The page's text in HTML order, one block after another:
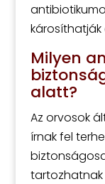
Milyen
alatt?
Az orvosok
írnak fel
tartozhatnak